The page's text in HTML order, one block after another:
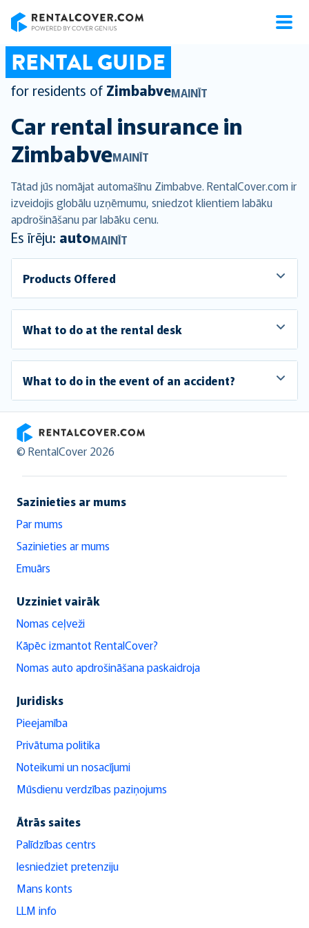
RENTAL GUIDE
for residents of ZimbabveMAINĪT
Car rental insurance in
ZimbabveMAINĪT
Tātad jūs nomājat automašīnu Zimbabve. RentalCover.com ir
izveidojis globālu uzņēmumu, sniedzot klientiem labāku
apdrošināšanu par labāku cenu.
Es īrēju: autoMAINĪT
Products Offered
What to do at the rental desk
What to do in the event of an accident?
RentalCover
© RentalCover 2026
Sazinieties ar mums
Par mums
Sazinieties ar mums
Emuārs
Uzziniet vairāk
Nomas ceļveži
Kāpēc izmantot RentalCover?
Nomas auto apdrošināšana paskaidroja
Juridisks
Pieejamība
Privātuma politika
Noteikumi un nosacījumi
Mūsdienu verdzības paziņojums
Ātrās saites
Palīdzības centrs
Iesniedziet pretenziju
Mans konts
LLM info